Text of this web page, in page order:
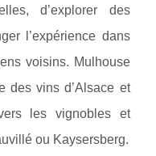
d’explorer des
l’expérience dans
voisins. Mulhouse
des vins d’Alsace et
les vignobles et
ou Kaysersberg.